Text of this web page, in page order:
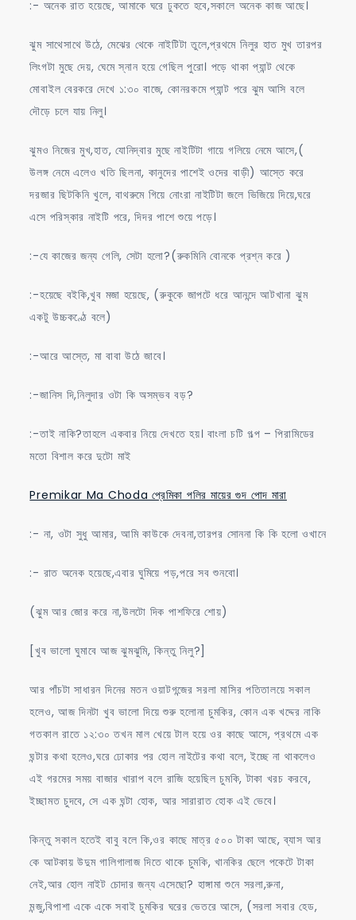
:- অনেক রাত হয়েছে, আমাকে ঘরে ঢুকতে হবে,সকালে অনেক কাজ আছে।
ঝুম সাথেসাথে উঠে, মেঝের থেকে নাইটিটা তুলে,প্রথমে নিলুর হাত মুখ তারপর
লিংগটা মুছে দেয়, ঘেমে স্নান হয়ে গেছিল পুরো। পড়ে থাকা প্যান্ট থেকে
মোবাইল বেরকরে দেখে ১:৩০ বাজে, কোনরকমে প্যান্ট পরে ঝুম আসি বলে
দৌড়ে চলে যায় নিলু।
ঝুমও নিজের মুখ,হাত, যোনিদ্বার মুছে নাইটিটা গায়ে গলিয়ে নেমে আসে,(
উলঙ্গ নেমে এলেও খতি ছিলনা, কানুদের পাশেই ওদের বাড়ী) আস্তে করে
দরজার ছিটকিনি খুলে, বাথরুমে গিয়ে নোংরা নাইটিটা জলে ভিজিয়ে দিয়ে,ঘরে
এসে পরিস্কার নাইটি পরে, দিদর পাশে শুয়ে পড়ে।
:-যে কাজের জন্য গেলি, সেটা হলো?(রুকমিনি বোনকে প্রশ্ন করে )
:-হয়েছে বইকি,খুব মজা হয়েছে, (রুকুকে জাপটে ধরে আনন্দে আটখানা ঝুম
একটু উচ্চকণ্ঠে বলে)
:-আরে আস্তে, মা বাবা উঠে জাবে।
:-জানিস দি,নিলুদার ওটা কি অসম্ভব বড়?
:-তাই নাকি?তাহলে একবার নিয়ে দেখতে হয়। বাংলা চটি গল্প – পিরামিডের
মতো বিশাল করে দুটো মাই
Premikar Ma Choda প্রেমিকা পলির মায়ের গুদ পোদ মারা
:- না, ওটা সুধু আমার, আমি কাউকে দেবনা,তারপর সোননা কি কি হলো ওখানে
:- রাত অনেক হয়েছে,এবার ঘুমিয়ে পড়,পরে সব শুনবো।
(ঝুম আর জোর করে না,উলটো দিক পাশফিরে শোয়)
[খুব ভালো ঘুমাবে আজ ঝুমঝুমি, কিন্তু নিলু?]
আর পাঁচটা সাধারন দিনের মতন ওয়াটগন্জের সরলা মাসির পতিতালয়ে সকাল
হলেও, আজ দিনটা খুব ভালো দিয়ে শুরু হলোনা চুমকির, কোন এক খদ্দের নাকি
গতকাল রাতে ১২:৩০ তখন মাল খেয়ে টাল হয়ে ওর কাছে আসে, প্রথমে এক
ঘন্টার কথা হলেও,ঘরে ঢোকার পর হোল নাইটের কথা বলে, ইচ্ছে না থাকলেও
এই গরমের সময় বাজার খারাপ বলে রাজি হয়েছিল চুমকি, টাকা খরচ করবে,
ইচ্ছামত চুদবে, সে এক ঘন্টা হোক, আর সারারাত হোক এই ভেবে।
কিন্তু সকাল হতেই বাবু বলে কি,ওর কাছে মাত্র ৫০০ টাকা আছে, ব্যাস আর
কে আটকায় উদুম গালিগালাজ দিতে থাকে চুমকি, খানকির ছেলে পকেটে টাকা
নেই,আর হোল নাইট চোদার জন্য এসেছো? হাঙ্গামা শুনে সরলা,রুনা,
মন্জু,বিপাশা একে একে সবাই চুমকির ঘরের ভেতরে আসে, (সরলা সবার হেড,